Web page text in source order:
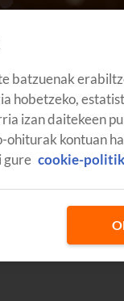
duzu bidaiatzen
Zauden tokian
zure
batzuenak
hobetzeko,
izan daitekeen
ohiturak kontuan
gure cookie-